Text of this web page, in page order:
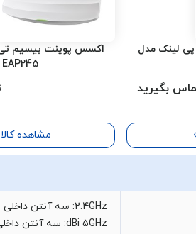
لینک مدل
بگیرید
اکسس پوینت بیسیم
EAP245
مشاهده کالا
dBi 5GHz: سه آنتن داخلی با قدرت 4 dBi